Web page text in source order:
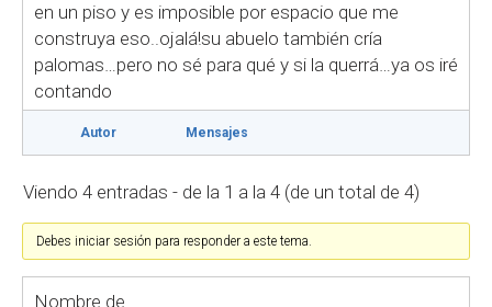
en un piso y es imposible por espacio que me
construya eso..ojalá!su abuelo también cría
palomas…pero no sé para qué y si la querrá…ya os iré
contando
Autor Mensajes
Viendo 4 entradas - de la 1 a la 4 (de un total de 4)
Debes iniciar sesión para responder a este tema.
Nombre de